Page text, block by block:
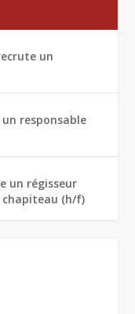
un
responsable
un régisseur
(h/f)